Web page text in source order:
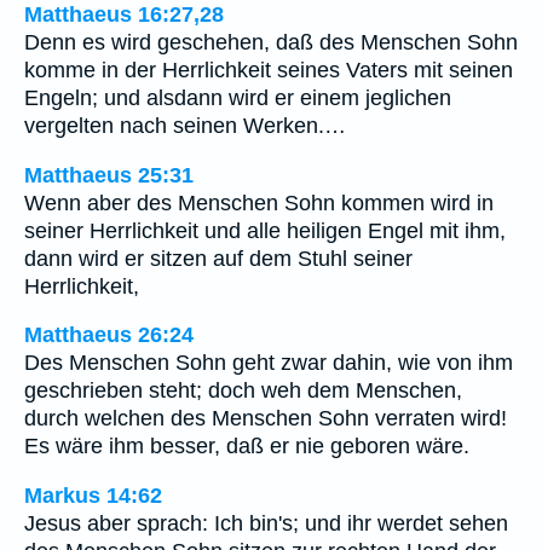
Matthaeus 16:27,28
Denn es wird geschehen, daß des Menschen Sohn
komme in der Herrlichkeit seines Vaters mit seinen
Engeln; und alsdann wird er einem jeglichen
vergelten nach seinen Werken.…
Matthaeus 25:31
Wenn aber des Menschen Sohn kommen wird in
seiner Herrlichkeit und alle heiligen Engel mit ihm,
dann wird er sitzen auf dem Stuhl seiner
Herrlichkeit,
Matthaeus 26:24
Des Menschen Sohn geht zwar dahin, wie von ihm
geschrieben steht; doch weh dem Menschen,
durch welchen des Menschen Sohn verraten wird!
Es wäre ihm besser, daß er nie geboren wäre.
Markus 14:62
Jesus aber sprach: Ich bin's; und ihr werdet sehen